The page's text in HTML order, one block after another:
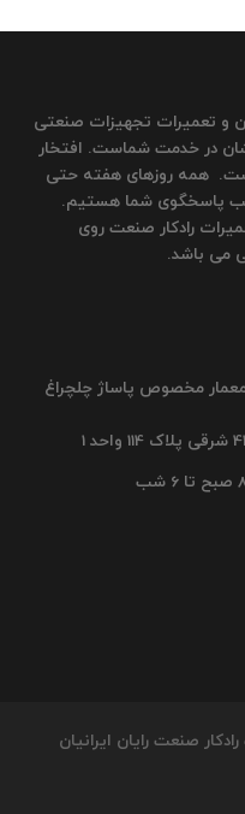
و تعمیرات تجهیزات صنعتی
در خدمت شماست. افتخار
است. همه روزهای هفته حتی
تعطیل از ساعت 8 صبح تا 10 شب پاسخگوی شما هستیم.
رادکار صنعت روی
می باشد.
معمار مخصوص پاساژ چلچراغ
صنعت رایان ایرانیان